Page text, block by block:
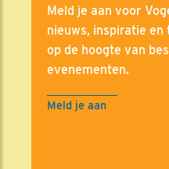
Meld je aan voor
nieuws, inspiratie
op de hoogte van
evenementen.
Meld je aan